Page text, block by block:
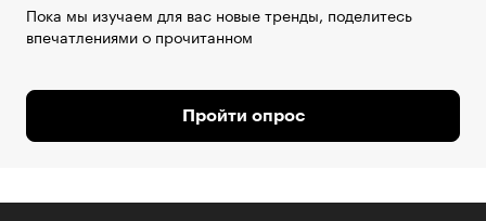
Пока мы изучаем для вас новые тренды, поделитесь
впечатлениями о прочитанном
Пройти опрос